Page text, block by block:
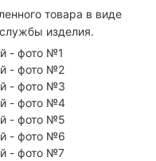
товара в виде
изделия.